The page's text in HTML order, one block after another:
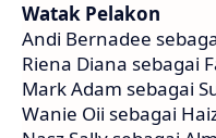
Watak Pelakon
Andi Bernadee
Riena Diana sebagai
Mark Adam sebagai
Wanie Oii sebagai